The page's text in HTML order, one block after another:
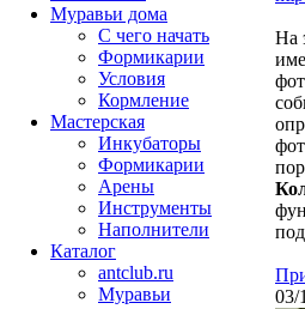
На
03/
Муравьи дома
С чего начать
Формикарии
Условия
Кормление
Мастерская
Инкубаторы
Формикарии
Арены
Инструменты
Наполнители
Каталог
antclub.ru
Муравьи